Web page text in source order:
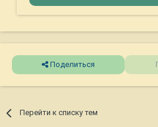
Поделиться
Перейти к списку тем